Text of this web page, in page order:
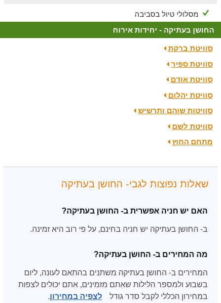
מסלולי טיול בסביבה
החושן בעתיקה - יחידות אירוח
סוויטת ברקת
סוויטת ספיר
סוויטת אודם
סוויטת יהלום
סוויטות שוהם ותרשיש
סוויטת לשם
מתחם החוץ
שאלות נפוצות לגבי- החושן בעתיקה
האם יש חניה אפשרית ב- החושן בעתיקה?
ב- החושן בעתיקה יש חניה בחינם, על פי רוב היא זמינה.
מה המחירים ב- החושן בעתיקה?
המחירים ב- החושן בעתיקה משתנים בהתאם לעונה, ליום
בשבוע ולמספר הלילות שאתם מזמינים, אתם יכולים לצפות
במחירון הכללי לקבל סדר גודל
לצפיה במחירון.